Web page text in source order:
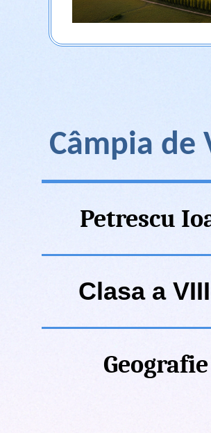
Câmpia de
Petrescu
Clasa a
Geografie